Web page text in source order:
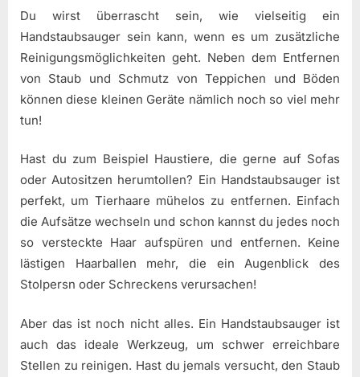
Du wirst überrascht sein, wie vielseitig ein
Handstaubsauger sein kann, wenn es um zusätzliche
Reinigungsmöglichkeiten geht. Neben dem Entfernen
von Staub und Schmutz von Teppichen und Böden
können diese kleinen Geräte nämlich noch so viel mehr
tun!
Hast du zum Beispiel Haustiere, die gerne auf Sofas
oder Autositzen herumtollen? Ein Handstaubsauger ist
perfekt, um Tierhaare mühelos zu entfernen. Einfach
die Aufsätze wechseln und schon kannst du jedes noch
so versteckte Haar aufspüren und entfernen. Keine
lästigen Haarballen mehr, die ein Augenblick des
Stolpersn oder Schreckens verursachen!
Aber das ist noch nicht alles. Ein Handstaubsauger ist
auch das ideale Werkzeug, um schwer erreichbare
Stellen zu reinigen. Hast du jemals versucht, den Staub